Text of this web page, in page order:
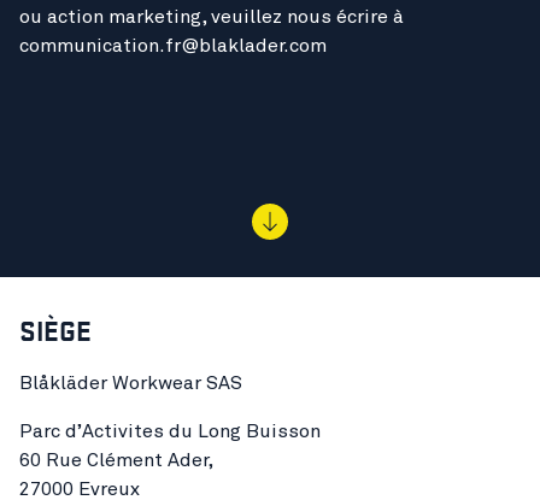
ou action marketing, veuillez nous écrire à
communication.fr@blaklader.com
SIÈGE
Blåkläder Workwear SAS
Parc d’Activites du Long Buisson
60 Rue Clément Ader,
27000 Evreux